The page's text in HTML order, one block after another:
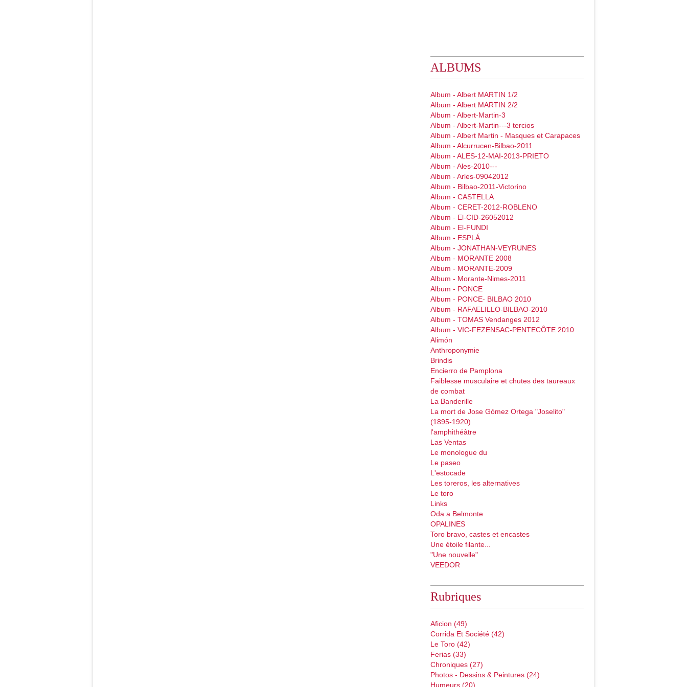
ALBUMS
Album - Albert MARTIN 1/2
Album - Albert MARTIN 2/2
Album - Albert-Martin-3
Album - Albert-Martin---3 tercios
Album - Albert Martin - Masques et Carapaces
Album - Alcurrucen-Bilbao-2011
Album - ALES-12-MAI-2013-PRIETO
Album - Ales-2010---
Album - Arles-09042012
Album - Bilbao-2011-Victorino
Album - CASTELLA
Album - CERET-2012-ROBLENO
Album - El-CID-26052012
Album - El-FUNDI
Album - ESPLÁ
Album - JONATHAN-VEYRUNES
Album - MORANTE 2008
Album - MORANTE-2009
Album - Morante-Nimes-2011
Album - PONCE
Album - PONCE- BILBAO 2010
Album - RAFAELILLO-BILBAO-2010
Album - TOMAS Vendanges 2012
Album - VIC-FEZENSAC-PENTECÔTE 2010
Alimón
Anthroponymie
Brindis
Encierro de Pamplona
Faiblesse musculaire et chutes des taureaux
de combat
La Banderille
La mort de Jose Gómez Ortega "Joselito"
(1895-1920)
l'amphithéâtre
Las Ventas
Le monologue du
Le paseo
L'estocade
Les toreros, les alternatives
Le toro
Links
Oda a Belmonte
OPALINES
Toro bravo, castes et encastes
Une étoile filante...
"Une nouvelle"
VEEDOR
Rubriques
Aficion (49)
Corrida Et Société (42)
Le Toro (42)
Ferias (33)
Chroniques (27)
Photos - Dessins & Peintures (24)
Humeurs (20)